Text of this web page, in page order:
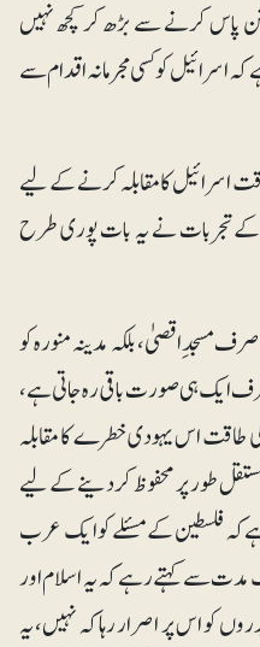
پاس کرنے سے بڑھ کر کچھ نہیں
اسرائیل کو کسی مجرمانہ اقدام سے
اسرائیل کا مقابلہ کرنے کے لیے
ہے۔ پچھلے۲۲ سال کے تجربات نے یہ بات پوری طرح
مسجدِاقصیٰ، بلکہ مدینہ منورہ کو
ایک ہی صورت باقی رہ جاتی ہے،
طاقت اس یہودی خطرے کا مقابلہ
طور پر محفوظ کردینے کے لیے
کہ فلسطین کے مسئلے کو ایک عرب
مدت سے کہتے رہے کہ یہ اسلام اور
کو اس پر اصرار رہا کہ نہیں، یہ